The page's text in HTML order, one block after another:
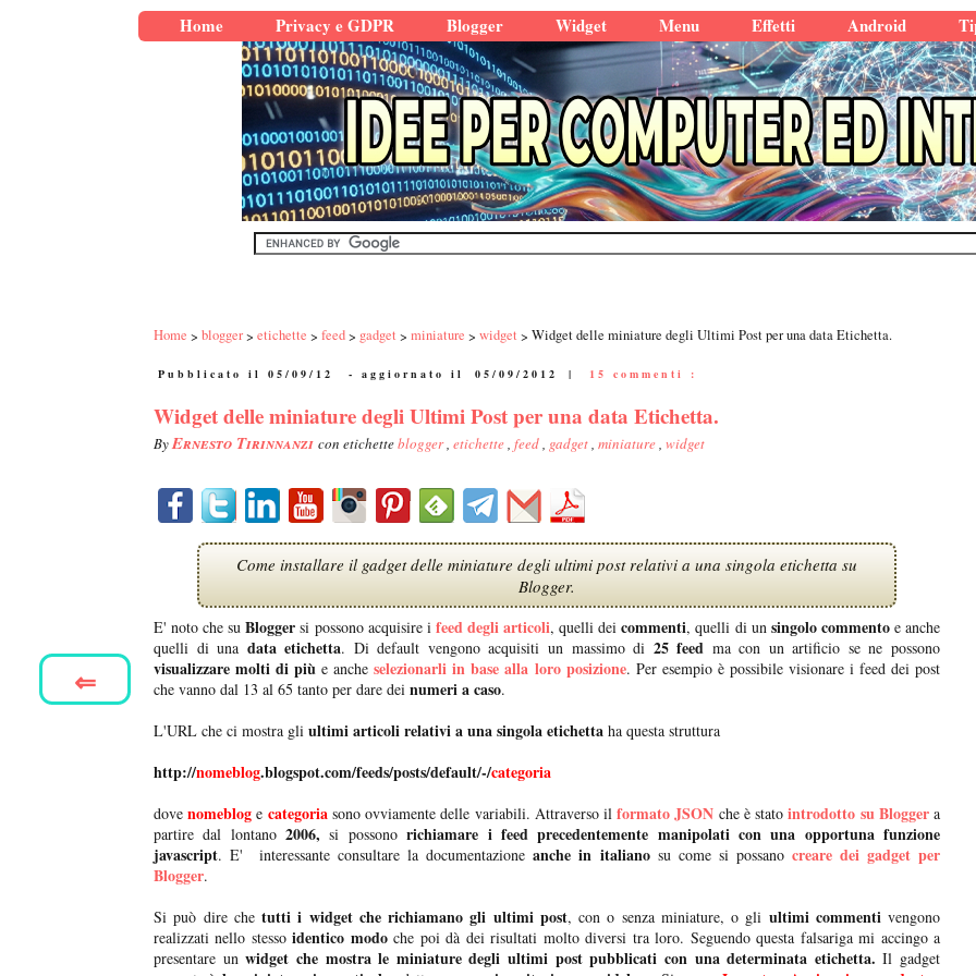
Home Privacy e GDPR Blogger Widget Menu Effetti Android
Home blogger etichette feed gadget miniature widget Widget delle miniature degli Ultimi Post per una data Etichetta.
Pubblicato il 05/09/12 - aggiornato il 05/09/2012 | 15 commenti :
Widget delle miniature degli Ultimi Post per una data Etichetta.
ByErnesto Tirinnanzi con etichetteblogger, etichette, feed, gadget, miniature, widget
Come installare il gadget delle miniature degli ultimi post relativi a una singola etichetta su
Blogger.
E' noto che suBlogger si possono acquisire i feed degli articoli, quelli dei commenti, quelli di un singolo commentoe anche
quelli di una data etichetta. Di default vengono acquisiti un massimo di 25 feed ma con un artificio se ne possono
visualizzare molti di più e ancheselezionarli in base alla loro posizione. Per esempio è possibile visionare i feed dei post
che vanno dal 13 al 65 tanto per dare dei numeri a caso.
L'URL che ci mostra gli ultimi articoli relativi a una singola etichetta ha questa struttura
http://nomeblog.blogspot.com/feeds/posts/default/-/categoria
dove nomeblog e categoriasono ovviamente delle variabili. Attraverso ilformato JSON che è statointrodotto su Bloggera
partire dal lontano2006,si possonorichiamare i feed precedentemente manipolati con una opportuna funzione
javascript. E' interessante consultare la documentazioneanche in italianosu come si possano creare dei gadget per
Blogger.
Si può dire che tutti i widget che richiamano gli ultimi post, con o senza miniature, o gli ultimi commentivengono
realizzati nello stessoidentico modoche poi dà dei risultati molto diversi tra loro. Seguendo questa falsariga mi accingo a
presentare unwidget che mostra le miniature degli ultimi post pubblicati con una determinata etichetta.Il gadget
⇐